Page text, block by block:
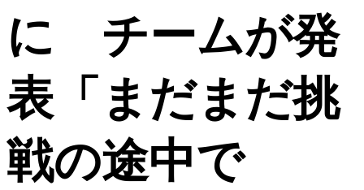
に チームが発
表「まだまだ挑
戦の途中で